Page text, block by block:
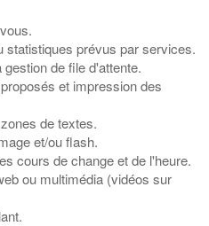
statistiques prévus par services.
de file d'attente.
et impression des
de textes.
et/ou flash.
cours de change et de l'heure.
ou multimédia (vidéos sur